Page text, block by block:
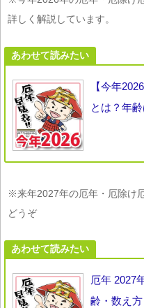
詳しく解説しています。
あわせて読みたい
【今年
とは？年
※来年2027年の厄年・厄除け
どうぞ
あわせて読みたい
厄年 2027
齢・数え